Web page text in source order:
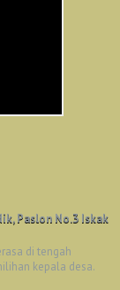
Paslon No.3 Iskak
di tengah
kepala desa.